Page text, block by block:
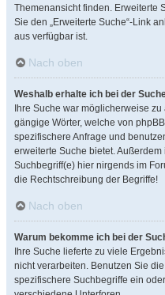
Themenansicht finden. Erweiterte
Sie den „Erweiterte Suche“-Link
aus verfügbar ist.
Nach oben
Weshalb erhalte ich bei der
Ihre Suche war möglicherweise
gängige Wörter, welche von
spezifischere Anfrage und
erweiterte Suche bietet.
Suchbegriff(e) hier nirgends im
die Rechtschreibung der Begriffe!
Nach oben
Warum bekomme ich bei der
Ihre Suche lieferte zu viele
nicht verarbeiten. Benutzen Sie
spezifischere Suchbegriffe ein